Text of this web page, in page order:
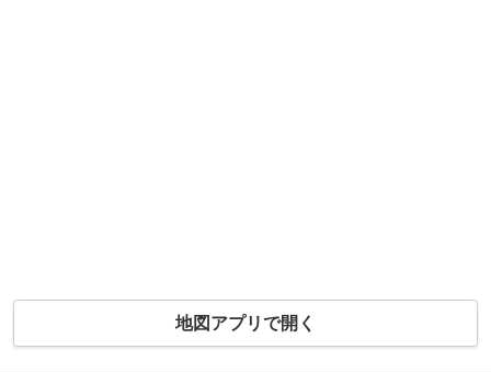
地図アプリで開く